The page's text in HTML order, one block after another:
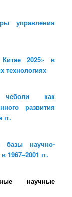
управления
2025» в
технологиях
как
развития
базы научно-
1967–2001 гг.
научные